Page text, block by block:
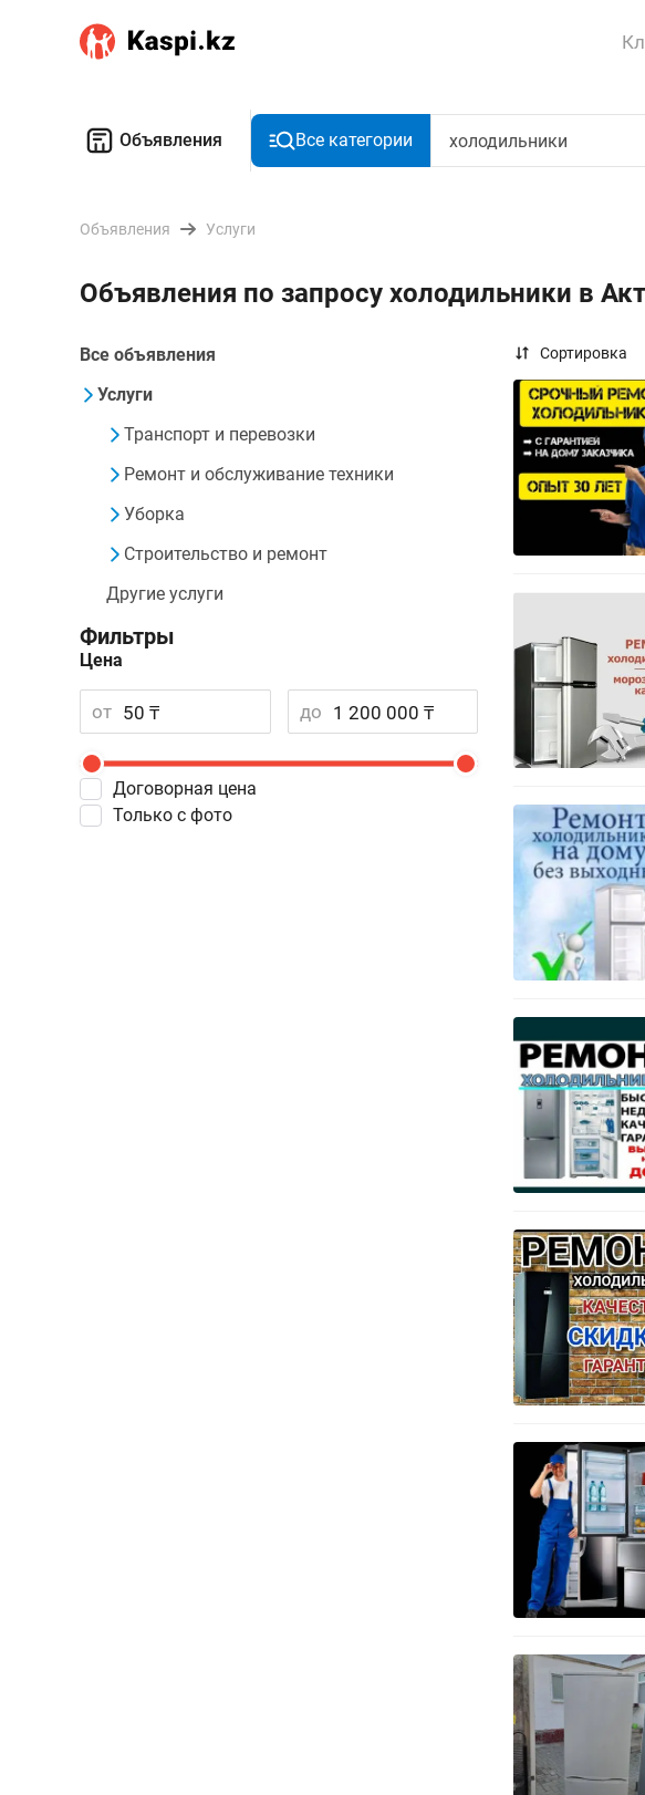
Объявления Все категории
Объявления Услуги
Объявления по запросу холодильники в
Все объявления
Услуги
Транспорт и перевозки
Ремонт и обслуживание техники
Уборка
Строительство и ремонт
Другие услуги
Фильтры
Цена
от до
Договорная цена
Только с фото
Сортировка